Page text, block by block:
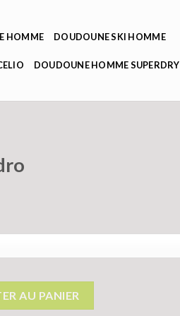
HOMME DOUDOUNE SKI HOMME
DOUDOUNE HOMME SUPERDRY
AU PANIER